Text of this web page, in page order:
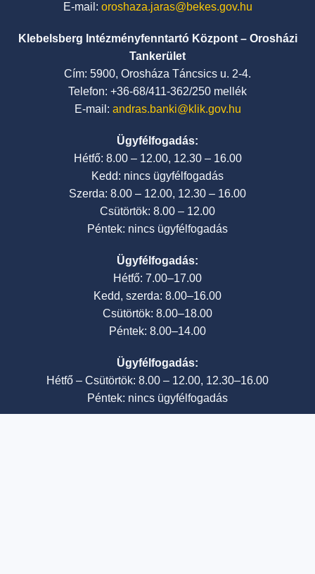
E-mail: oroshaza.jaras@bekes.gov.hu
Klebelsberg Intézményfenntartó Központ – Orosházi
Tankerület
Cím: 5900, Orosháza Táncsics u. 2-4.
Telefon: +36-68/411-362/250 mellék
E-mail: andras.banki@klik.gov.hu
Ügyfélfogadás:
Hétfő: 8.00 – 12.00, 12.30 – 16.00
Kedd: nincs ügyfélfogadás
Szerda: 8.00 – 12.00, 12.30 – 16.00
Csütörtök: 8.00 – 12.00
Péntek: nincs ügyfélfogadás
Ügyfélfogadás:
Hétfő: 7.00–17.00
Kedd, szerda: 8.00–16.00
Csütörtök: 8.00–18.00
Péntek: 8.00–14.00
Ügyfélfogadás:
Hétfő – Csütörtök: 8.00 – 12.00, 12.30–16.00
Péntek: nincs ügyfélfogadás